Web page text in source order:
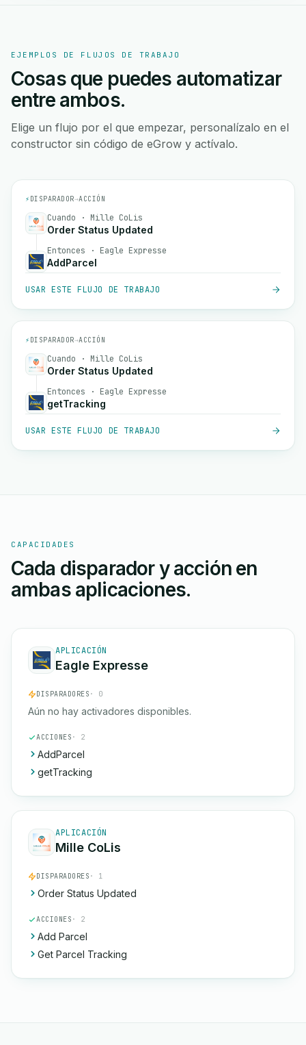
EJEMPLOS DE FLUJOS DE TRABAJO
Cosas que puedes automatizar
entre ambos.
Elige un flujo por el que empezar, personalízalo en el
constructor sin código de eGrow y actívalo.
⚡ DISPARADOR→ACCIÓN
Cuando · Mille CoLis
Order Status Updated
Entonces · Eagle Expresse
AddParcel
USAR ESTE FLUJO DE TRABAJO
⚡ DISPARADOR→ACCIÓN
Cuando · Mille CoLis
Order Status Updated
Entonces · Eagle Expresse
getTracking
USAR ESTE FLUJO DE TRABAJO
CAPACIDADES
Cada disparador y acción en
ambas aplicaciones.
APLICACIÓN
Eagle Expresse
DISPARADORES · 0
Aún no hay activadores disponibles.
ACCIONES · 2
AddParcel
getTracking
APLICACIÓN
Mille CoLis
DISPARADORES · 1
Order Status Updated
ACCIONES · 2
Add Parcel
Get Parcel Tracking